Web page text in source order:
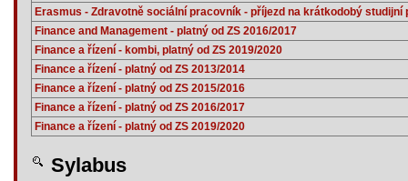
Erasmus - Zdravotně sociální pracovník - příjezd na krátkodobý studijní
Finance and Management - platný od ZS 2016/2017
Finance a řízení - kombi, platný od ZS 2019/2020
Finance a řízení - platný od ZS 2013/2014
Finance a řízení - platný od ZS 2015/2016
Finance a řízení - platný od ZS 2016/2017
Finance a řízení - platný od ZS 2019/2020
Sylabus